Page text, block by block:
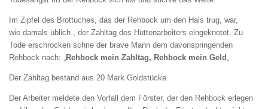
Im Zipfel des Brottuches, das der Rehbock um den Hals trug, war,
wie damals üblich , der Zahltag des Hüttenarbeiters eingeknotet. Zu
Tode erschrocken schrie der brave Mann dem davonspringenden
Rehbock nach: „Rehbock mein Zahltag, Rehbock mein Geld„.
Der Zahltag bestand aus 20 Mark Goldstücke.
Der Arbeiter meldete den Vorfall dem Förster, der den Rehbock erlegen